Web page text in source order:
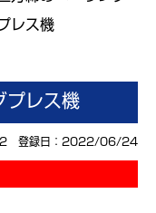
レス機
プレス機
登録日：2022/06/24